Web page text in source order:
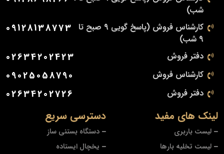
دسترسی سریع
دستگاه بستنی ساز
یخچال ایستاده
لینک های مفید
لیست باربری
لیست تخلیه بارها
شب)
کارشناس فروش (پاسخ گویی 9 صبح تا
9 شب)
09128138773
دفتر فروش 02634202423
کارشناس فروش 09025058790
دفتر فروش 02634202726